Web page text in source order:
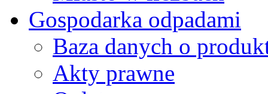
Gospodarka odpadami
Baza danych o
Akty prawne